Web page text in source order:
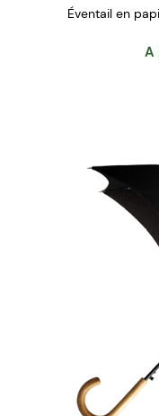
Éventail en
A